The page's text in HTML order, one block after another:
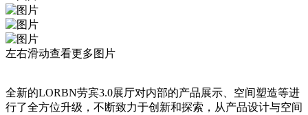
左右滑动查看更多图片
全新的LORBN劳宾3.0展厅对内部的产品展示、空间塑造等进
行了全方位升级，不断致力于创新和探索，从产品设计与空间